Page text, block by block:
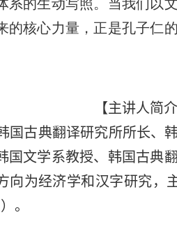
系的生动写照。当我们以
的核心力量，正是孔子仁
【主讲人简介
国古典翻译研究所所长、
国文学系教授、韩国古典
向为经济学和汉字研究，
。